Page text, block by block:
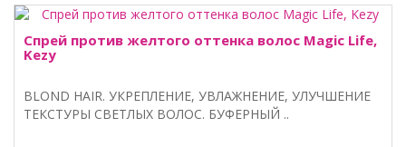
Спрей против желтого оттенка волос Magic Life,
Kezy
BLOND HAIR. УКРЕПЛЕНИЕ, УВЛАЖНЕНИЕ, УЛУЧШЕНИЕ
ТЕКСТУРЫ СВЕТЛЫХ ВОЛОС. БУФЕРНЫЙ ..